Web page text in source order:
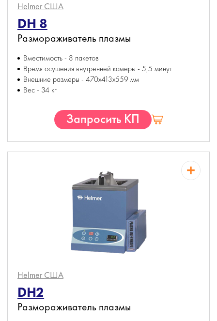
Helmer США
DH 8
Размораживатель плазмы
Вместимость - 8 пакетов
Время осушения внутренней камеры - 5,5 минут
Внешние размеры - 470х413х559 мм
Вес - 34 кг
Запросить КП
Helmer США
DH2
Размораживатель плазмы